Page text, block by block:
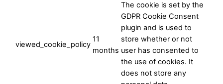
viewed_cookie_policy
11
months
The cookie is set by the
GDPR Cookie Consent
plugin and is used to
store whether or not
user has consented to
the use of cookies. It
does not store any